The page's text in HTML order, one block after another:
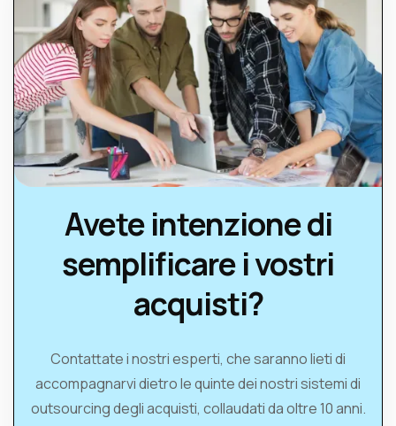
Avete intenzione di
semplificare i vostri
acquisti?
Contattate i nostri esperti, che saranno lieti di
accompagnarvi dietro le quinte dei nostri sistemi di
outsourcing degli acquisti, collaudati da oltre 10 anni.